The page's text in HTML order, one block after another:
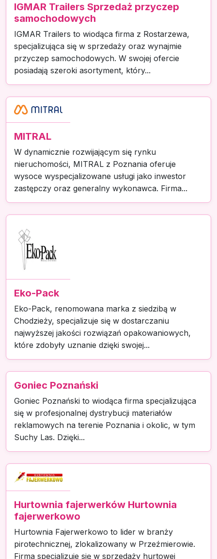
IGMAR Trailers Sprzedaż przyczep
samochodowych
IGMAR Trailers to wiodąca firma z Rostarzewa,
specjalizująca się w sprzedaży oraz wynajmie
przyczep samochodowych. W swojej ofercie
posiadają szeroki asortyment, który...
MITRAL
W dynamicznie rozwijającym się rynku
nieruchomości, MITRAL z Poznania oferuje
wysoce wyspecjalizowane usługi jako inwestor
zastępczy oraz generalny wykonawca. Firma...
Eko-Pack
Eko-Pack, renomowana marka z siedzibą w
Chodzieży, specjalizuje się w dostarczaniu
najwyższej jakości rozwiązań opakowaniowych,
które zdobyły uznanie dzięki swojej...
Goniec Poznański
Goniec Poznański to wiodąca firma specjalizująca
się w profesjonalnej dystrybucji materiałów
reklamowych na terenie Poznania i okolic, w tym
Suchy Las. Dzięki...
Hurtownia fajerwerków Hurtownia
fajerwerkowo
Hurtownia Fajerwerkowo to lider w branży
pirotechnicznej, zlokalizowany w Przeźmierowie.
Firma specjalizuje się w sprzedaży hurtowej